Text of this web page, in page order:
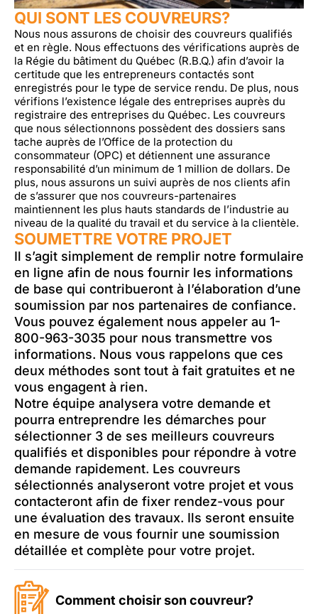
QUI SONT LES COUVREURS?
Nous nous assurons de choisir des couvreurs qualifiés
et en règle. Nous effectuons des vérifications auprès de
la Régie du bâtiment du Québec (R.B.Q.) afin d’avoir la
certitude que les entrepreneurs contactés sont
enregistrés pour le type de service rendu. De plus, nous
vérifions l’existence légale des entreprises auprès du
registraire des entreprises du Québec. Les couvreurs
que nous sélectionnons possèdent des dossiers sans
tache auprès de l’Office de la protection du
consommateur (OPC) et détiennent une assurance
responsabilité d’un minimum de 1 million de dollars. De
plus, nous assurons un suivi auprès de nos clients afin
de s’assurer que nos couvreurs-partenaires
maintiennent les plus hauts standards de l’industrie au
niveau de la qualité du travail et du service à la clientèle.
SOUMETTRE VOTRE PROJET
Il s’agit simplement de remplir notre formulaire
en ligne afin de nous fournir les informations
de base qui contribueront à l’élaboration d’une
soumission par nos partenaires de confiance.
Vous pouvez également nous appeler au 1-
800-963-3035 pour nous transmettre vos
informations. Nous vous rappelons que ces
deux méthodes sont tout à fait gratuites et ne
vous engagent à rien.
Notre équipe analysera votre demande et
pourra entreprendre les démarches pour
sélectionner 3 de ses meilleurs couvreurs
qualifiés et disponibles pour répondre à votre
demande rapidement. Les couvreurs
sélectionnés analyseront votre projet et vous
contacteront afin de fixer rendez-vous pour
une évaluation des travaux. Ils seront ensuite
en mesure de vous fournir une soumission
détaillée et complète pour votre projet.
Comment choisir son couvreur?